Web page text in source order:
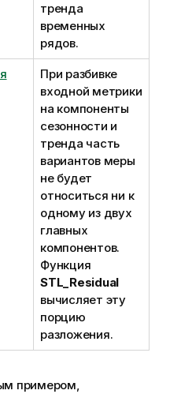
тренда
временных
рядов.
При разбивке
входной метрики
на компоненты
сезонности и
тренда часть
вариантов меры
не будет
относиться ни к
одному из двух
главных
компонентов.
Функция
STL_Residual
вычисляет эту
порцию
разложения.
примером,